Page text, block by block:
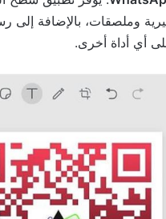
وملصقات، بالإضافة إلى
أي أداة أخرى.